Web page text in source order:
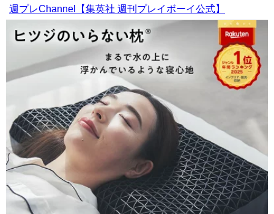
週プレChannel【集英社 週刊プレイボーイ公式】